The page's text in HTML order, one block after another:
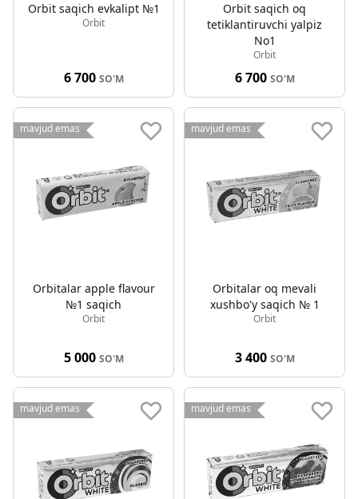
Orbit saqich evkalipt №1
Orbit
6 700 SO'M
Orbit saqich oq
tetiklantiruvchi yalpiz
No1
Orbit
6 700 SO'M
mavjud emas
Orbitalar apple flavour
№1 saqich
Orbit
5 000 SO'M
mavjud emas
Orbitalar oq mevali
xushbo'y saqich № 1
Orbit
3 400 SO'M
mavjud emas mavjud emas